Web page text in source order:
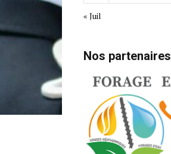
« Juil
Nos partenaires